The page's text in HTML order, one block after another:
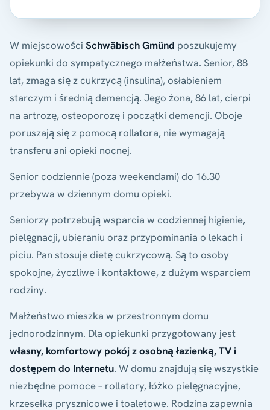
W miejscowości Schwäbisch Gmünd poszukujemy
opiekunki do sympatycznego małżeństwa. Senior, 88
lat, zmaga się z cukrzycą (insulina), osłabieniem
starczym i średnią demencją. Jego żona, 86 lat, cierpi
na artrozę, osteoporozę i początki demencji. Oboje
poruszają się z pomocą rollatora, nie wymagają
transferu ani opieki nocnej.
Senior codziennie (poza weekendami) do 16.30
przebywa w dziennym domu opieki.
Seniorzy potrzebują wsparcia w codziennej higienie,
pielęgnacji, ubieraniu oraz przypominania o lekach i
piciu. Pan stosuje dietę cukrzycową. Są to osoby
spokojne, życzliwe i kontaktowe, z dużym wsparciem
rodziny.
Małżeństwo mieszka w przestronnym domu
jednorodzinnym. Dla opiekunki przygotowany jest
własny, komfortowy pokój z osobną łazienką, TV i
dostępem do Internetu. W domu znajdują się wszystkie
niezbędne pomoce – rollatory, łóżko pielęgnacyjne,
krzesełka prysznicowe i toaletowe. Rodzina zapewnia